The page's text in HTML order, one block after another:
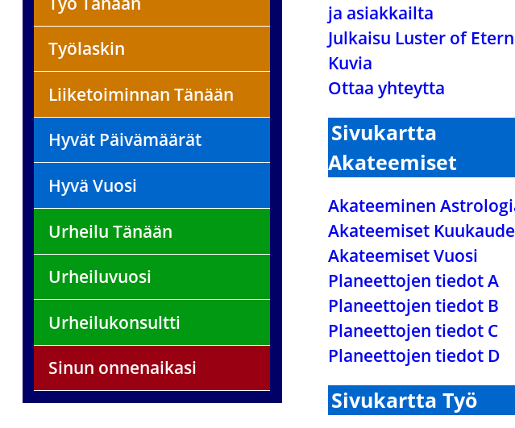
Työlaskin
Liiketoiminnan Tänään
Hyvät Päivämäärät
Hyvä Vuosi
Urheilu Tänään
Urheiluvuosi
Urheilukonsultti
Sinun onnenaikasi
ja asiakkailta
Julkaisu Luster of
Kuvia
Ottaa yhteytta
Sivukartta
Akateemiset
Akateeminen
Akateemiset
Akateemiset Vuosi
Planeettojen tiedot A
Planeettojen tiedot B
Planeettojen tiedot C
Planeettojen tiedot D
Sivukartta Työ